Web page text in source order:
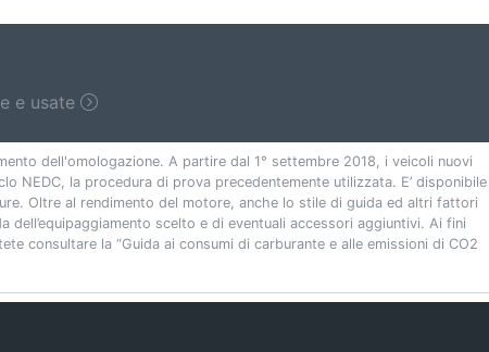
e usate
dell'omologazione. A partire dal 1° settembre 2018, i veicoli nuovi
NEDC, la procedura di prova precedentemente utilizzata. E’ disponibile
Oltre al rendimento del motore, anche lo stile di guida ed altri fattori
scelto e di eventuali accessori aggiuntivi. Ai fini
consultare la “Guida ai consumi di carburante e alle emissioni di CO2